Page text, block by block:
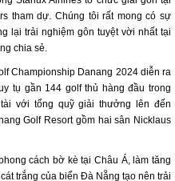
tham dự. Chúng tôi rất mong có sự
lại trải nghiệm gôn tuyệt vời nhất tại
chia sẻ.
Championship Danang 2024 diễn ra
tụ gần 144 golf thủ hàng đầu trong
với tổng quỹ giải thưởng lên đến
Golf Resort gồm hai sân Nicklaus
cách bờ kè tại Châu Á, làm tăng
trắng của biển Đà Nẵng tạo nên trải